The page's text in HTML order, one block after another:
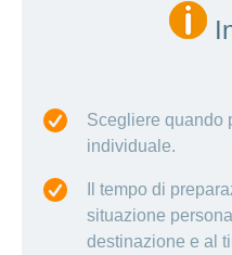
Scegliere quando
individuale.
Il tempo di
situazione
destinazione e al